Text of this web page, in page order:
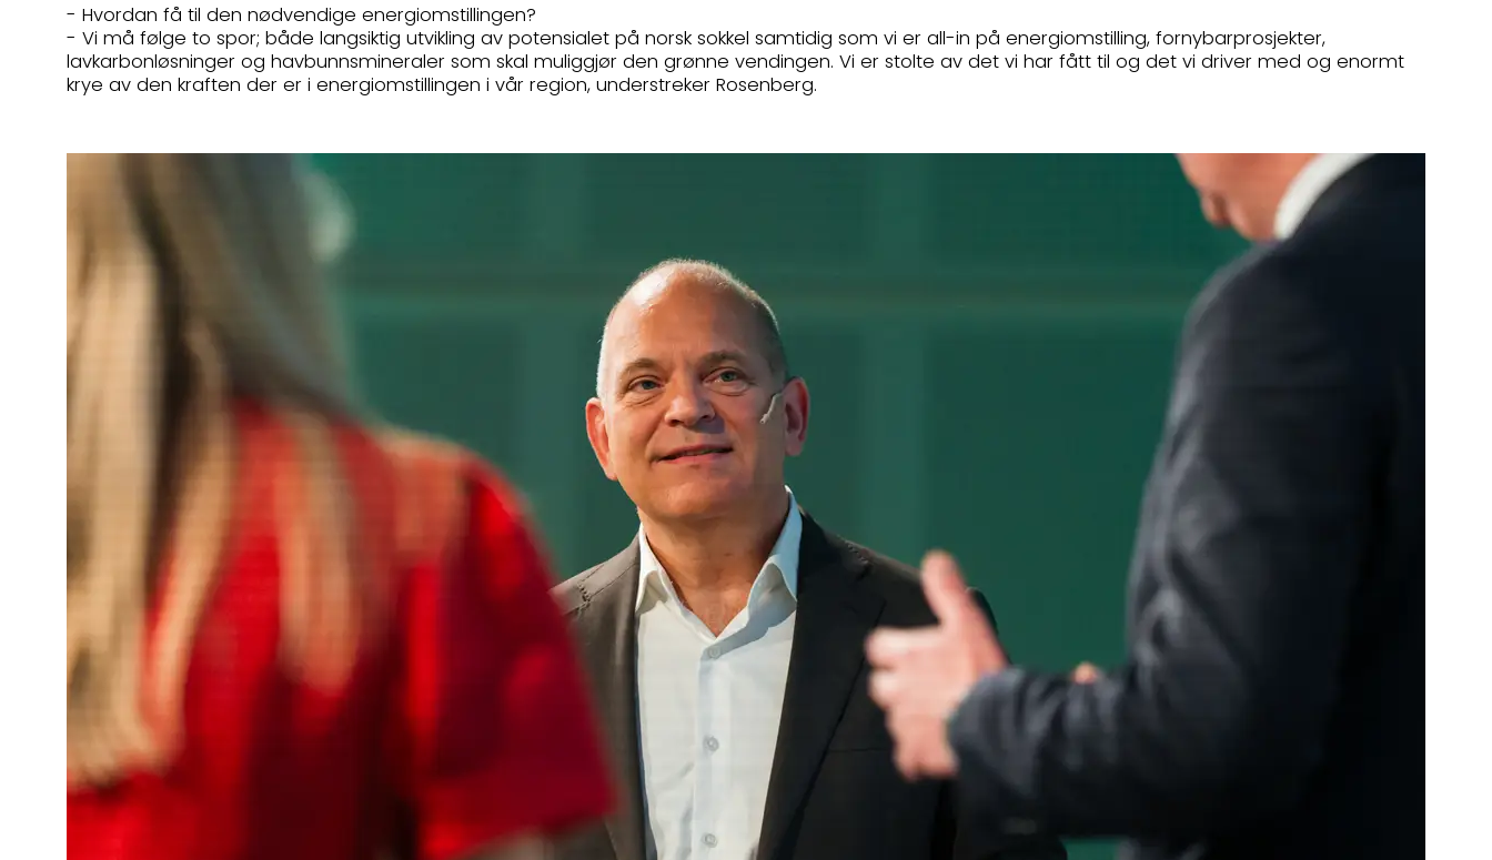
- Hvordan få til den nødvendige energiomstillingen?
- Vi må følge to spor; både langsiktig utvikling av potensialet på norsk sokkel samtidig som vi er all-in på energiomstilling, fornybarprosjekter,
lavkarbonløsninger og havbunnsmineraler som skal muliggjør den grønne vendingen. Vi er stolte av det vi har fått til og det vi driver med og enormt
krye av den kraften der er i energiomstillingen i vår region, understreker Rosenberg.